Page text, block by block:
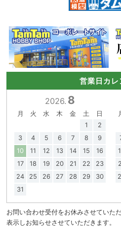
営業日カレ
2026. 8
月 火 水 木 金 土
日
1
2
3
4 5 6 7 8
9
10
11 12 13 14 15
16
17
18 19 20 21 22
23
24
25 26 27 28 29
30
31
お問い合わせ受付をお休みさせていた
表示しお知らせさせていただきます。